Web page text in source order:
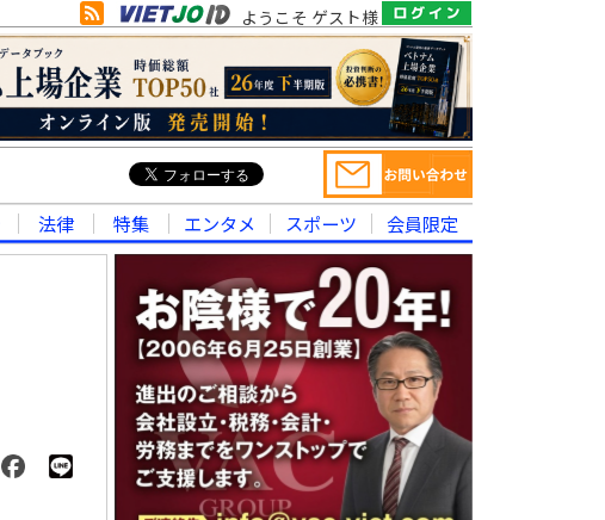
ようこそ ゲスト様
法律 特集 エンタメ スポーツ 会員限定